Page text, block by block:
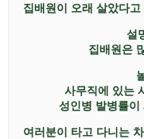
집배원이 오래 살았다고
설
집배원은
사무직에 있는
성인병 발병률이
여러분이 타고 다니는